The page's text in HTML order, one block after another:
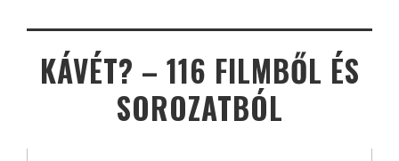
KÁVÉT? – 116 FILMBŐL ÉS
SOROZATBÓL